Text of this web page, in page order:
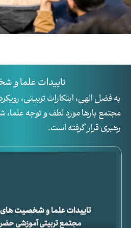
تاییدات علما و
به فضل الهی، ابتکارات تربیتی،
مجتمع بارها مورد لطف و توجه
رهبری قرار گرفته است.